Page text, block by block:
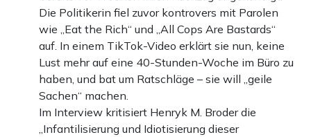
Die Politikerin fiel zuvor kontrovers mit Parolen
wie „Eat the Rich“ und „All Cops Are Bastards“
auf. In einem TikTok-Video erklärt sie nun, keine
Lust mehr auf eine 40-Stunden-Woche im Büro zu
haben, und bat um Ratschläge – sie will „geile
Sachen“ machen.
Im Interview kritisiert Henryk M. Broder die
„Infantilisierung und Idiotisierung dieser